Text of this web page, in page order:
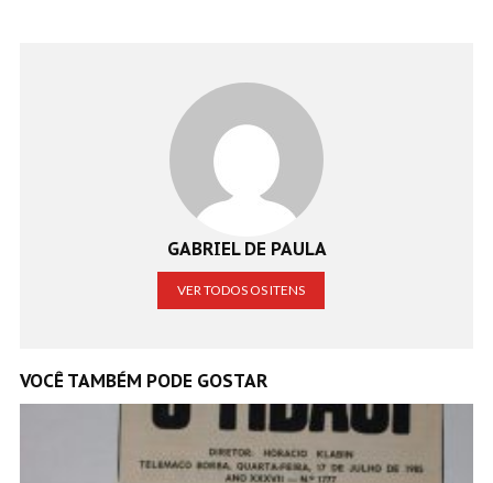
GABRIEL DE PAULA
VER TODOS OS ITENS
VOCÊ TAMBÉM PODE GOSTAR